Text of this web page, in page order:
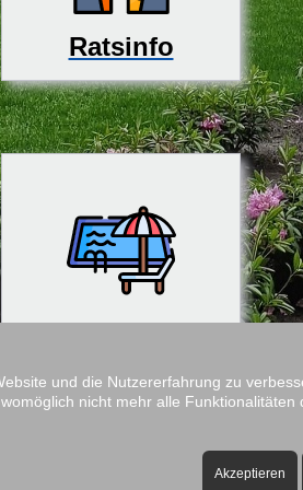
Ratsinfo
und die Nutzererfahrung zu
nicht mehr alle Funktionalitäten
Akzeptieren